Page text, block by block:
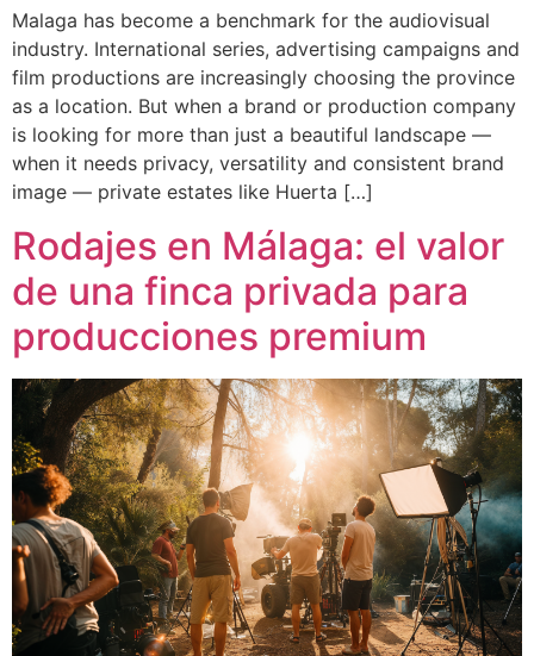
Malaga has become a benchmark for the audiovisual
industry. International series, advertising campaigns and
film productions are increasingly choosing the province
as a location. But when a brand or production company
is looking for more than just a beautiful landscape —
when it needs privacy, versatility and consistent brand
image — private estates like Huerta […]
Rodajes en Málaga: el valor
de una finca privada para
producciones premium